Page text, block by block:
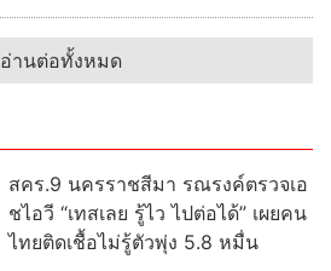
อ่านต่อทั้งหมด
สคร.9 นครราชสีมา รณรงค์ตรวจเอ
ชไอวี “เทสเลย รู้ไว ไปต่อได้” เผยคน
ไทยติดเชื้อไม่รู้ตัวพุ่ง 5.8 หมื่น